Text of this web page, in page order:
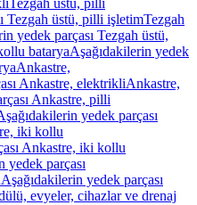
Tezgah üstü, pilli
Tezgah üstü, pilli işletimTezgah
yedek parçası Tezgah üstü,
bataryaAşağıdakilerin yedek
Ankastre,
Ankastre, elektrikliAnkastre,
Ankastre, pilli
yedek parçası
iki kollu
Ankastre, iki kollu
yedek parçası
Aşağıdakilerin yedek parçası
evyeler, cihazlar ve drenaj